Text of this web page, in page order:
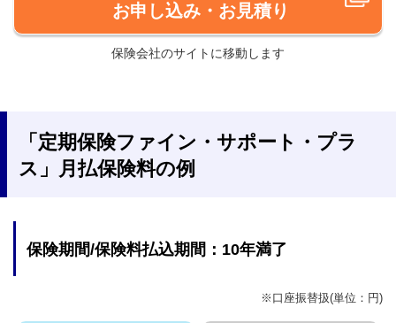
お申し込み・お見積り
保険会社のサイトに移動します
「定期保険ファイン・サポート・プラ
ス」月払保険料の例
保険期間/保険料払込期間：10年満了
※口座振替扱(単位：円)